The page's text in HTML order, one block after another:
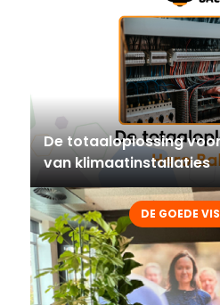
De totaaloplossing
van klimaatinstallaties
DE GOEDE